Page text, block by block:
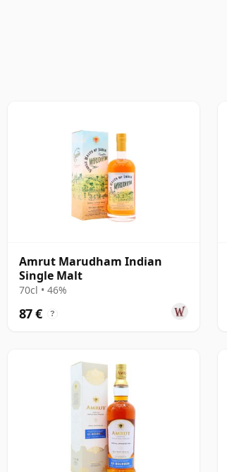
Amrut Marudham Indian
Single Malt
70cl • 46%
87 € ?